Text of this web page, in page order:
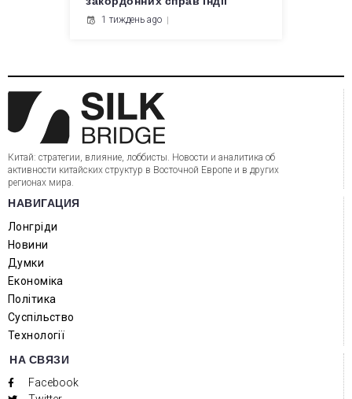
1 тиждень ago
Китай: стратегии, влияние, лоббисты. Новости и аналитика об
активности китайских структур в Восточной Европе и в других
регионах мира.
НАВИГАЦИЯ
Лонгріди
Новини
Думки
Економіка
Політика
Суспільство
Технології
НА СВЯЗИ
Facebook